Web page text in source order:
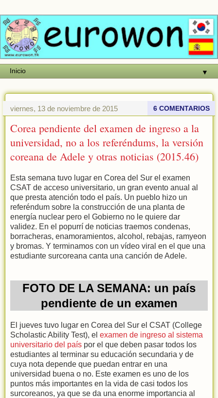
▼
viernes, 13 de noviembre de 2015 6 COMENTARIOS
Corea pendiente del examen de ingreso a la
universidad, no a los referéndums, la versión
coreana de Adele y otras noticias (2015.46)
Esta semana tuvo lugar en Corea del Sur el examen
CSAT de acceso universitario, un gran evento anual al
que presta atención todo el país. Un pueblo hizo un
referéndum sobre la construcción de una planta de
energía nuclear pero el Gobierno no le quiere dar
validez. En el popurrí de noticias traemos condenas,
borracheras, enamoramientos, alcohol, rebajas, ramyeon
y bromas. Y terminamos con un vídeo viral en el que una
estudiante surcoreana canta una canción de Adele.
FOTO DE LA SEMANA: un país
pendiente de un examen
El jueves tuvo lugar en Corea del Sur el CSAT (College
Scholastic Ability Test), el examen de ingreso al sistema
universitario del país por el que deben pasar todos los
estudiantes al terminar su educación secundaria y de
cuya nota depende que puedan entrar en una
universidad buena o no. Este examen es uno de los
puntos más importantes en la vida de casi todos los
surcoreanos, ya que se da una enorme importancia al